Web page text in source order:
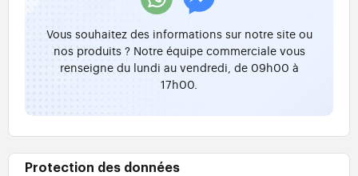
Vous souhaitez des informations sur notre site ou
nos produits ? Notre équipe commerciale vous
renseigne du lundi au vendredi, de 09h00 à
17h00.
Protection des données